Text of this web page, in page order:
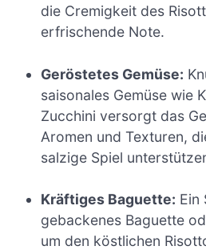
die Cremigkeit des
erfrischende Note.
Geröstetes Gemüse:
saisonales Gemüse wie
Zucchini versorgt das
Aromen und Texturen,
salzige Spiel
Kräftiges Baguette: Ein
gebackenes Baguette
um den köstlichen